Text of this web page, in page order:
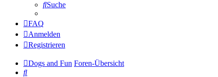
Suche
FAQ
Anmelden
Registrieren
Dogs and Fun Foren-Übersicht
Suche